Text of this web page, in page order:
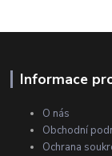
Informace
O nás
Obchodní
Ochrana